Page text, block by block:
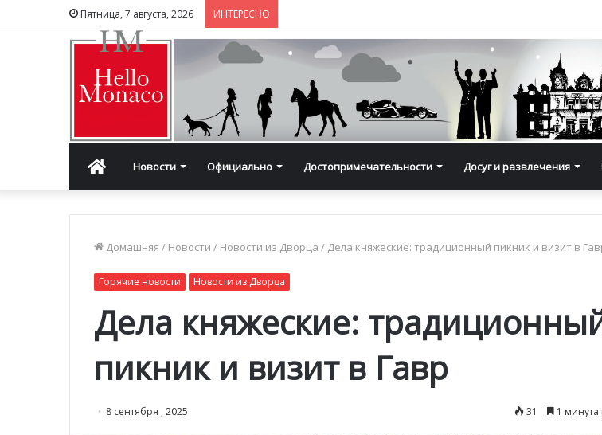
Пятница, 7 августа, 2026 ИНТЕРЕСНО
ГлавнаяНовости Официально Достопримечательности Досуг и развлечения
Домашняя / Новости / Новости из Дворца / Дела княжеские: традиционный пикник и визит в
Горячие новости Новости из Дворца
Дела княжеские:
пикник и визит в Гавр
8 сентября , 2025 31 1